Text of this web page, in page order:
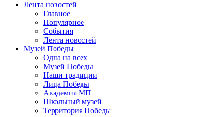
Лента новостей
Главное
Популярное
События
Лента новостей
Музей Победы
Одна на всех
Музей Победы
Наши традиции
Лица Победы
Академия МП
Школьный музей
Территория Победы